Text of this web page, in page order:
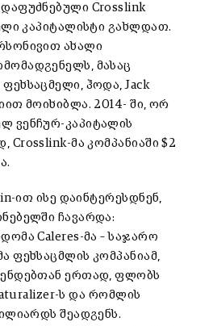
Crosslink
კაპიტალისტი გახლდათ.
ახალი
მასაც
ჰოდა, Jack
მოიხიბლა. 2014- ში, ორ
ვენჩურ-კაპიტალის
მა კომპანიაში $2
ით ისე დაინტერესდნენ,
ჩავარდა:
Caleres-მა – საჯარო
ფეხსაცმლის კომპანიამ,
ერთად, ფლობს
ს და რომლის
შეადგენს.